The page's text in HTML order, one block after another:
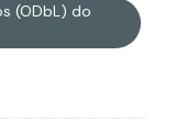
(ODbL) do